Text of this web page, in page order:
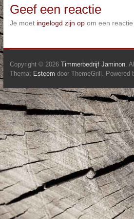
Geef een reactie
Je moet ingelogd zijn opom een reactie
Copyright © 2026 Timmerbedrijf Jaminon.
Thema: Esteem door ThemeGrill. Powered